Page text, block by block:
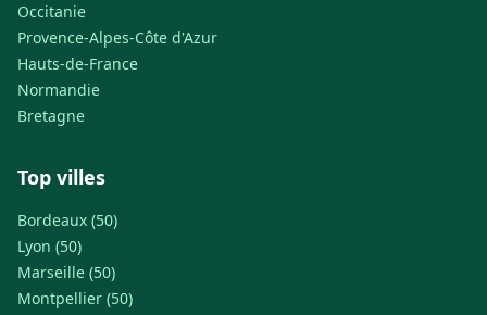
Occitanie
Provence-Alpes-Côte d'Azur
Hauts-de-France
Normandie
Bretagne
Top villes
Bordeaux (50)
Lyon (50)
Marseille (50)
Montpellier (50)